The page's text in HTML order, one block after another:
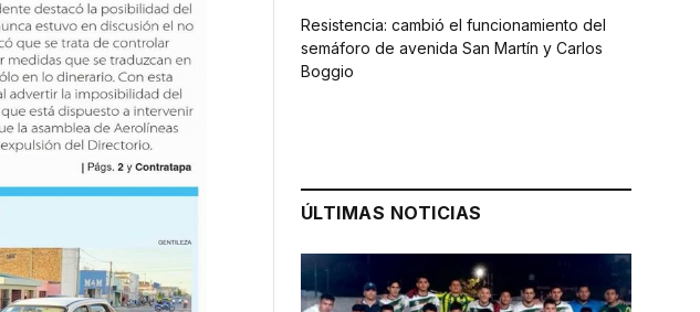
Resistencia: cambió el funcionamiento del
semáforo de avenida San Martín y Carlos
Boggio
ÚLTIMAS NOTICIAS